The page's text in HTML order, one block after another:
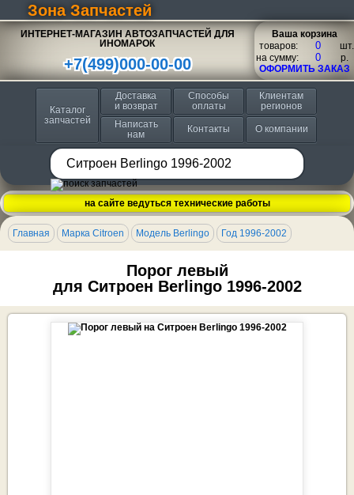
Зона Запчастей
ИНТЕРНЕТ-МАГАЗИН АВТОЗАПЧАСТЕЙ ДЛЯ
ИНОМАРОК
+7(499)000-00-00
Ваша корзина
товаров:
шт.
на сумму:
p.
ОФОРМИТЬ ЗАКАЗ
Каталог
запчастей
Доставка
и возврат
Способы
оплаты
Клиентам
регионов
Написать
нам
Контакты О компании
на сайте ведуться технические работы
Главная Марка Citroen Модель Berlingo Год 1996-2002
Порог левый
для Ситроен Berlingo 1996-2002